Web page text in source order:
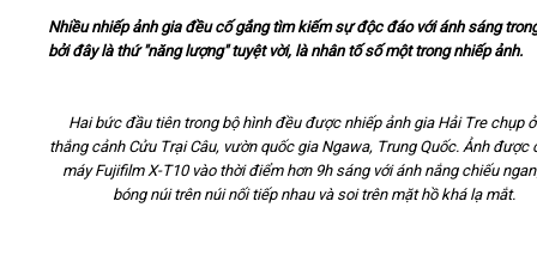
Kiến thức
Liên hệ - Đăng ký
Nhiều nhiếp ảnh gia đều cố gắng tìm kiếm sự độc đáo với ánh sáng
bởi đây là thứ "năng lượng" tuyệt vời, là nhân tố số một trong nhiếp ảnh.
Hai bức đầu tiên trong bộ hình đều được nhiếp ảnh gia Hải Tre chụp
thắng cảnh Cửu Trại Câu, vườn quốc gia Ngawa, Trung Quốc. Ảnh được
máy Fujifilm X-T10 vào thời điểm hơn 9h sáng với ánh nắng chiếu
bóng núi trên núi nối tiếp nhau và soi trên mặt hồ khá lạ mắt.